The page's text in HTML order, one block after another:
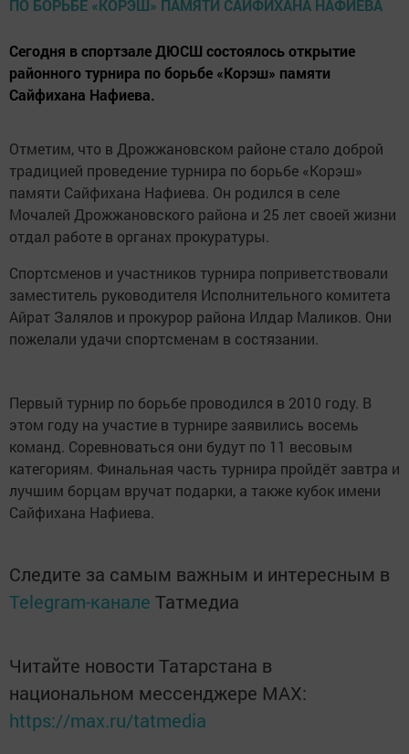
Сегодня в спортзале ДЮСШ состоялось открытие
районного турнира по борьбе «Корэш» памяти
Сайфихана Нафиева.
Отметим, что в Дрожжановском районе стало доброй
традицией проведение турнира по борьбе «Корэш»
памяти Сайфихана Нафиева. Он родился в селе
Мочалей Дрожжановского района и 25 лет своей жизни
отдал работе в органах прокуратуры.
Спортсменов и участников турнира поприветствовали
заместитель руководителя Исполнительного комитета
Айрат Залялов и прокурор района Илдар Маликов. Они
пожелали удачи спортсменам в состязании.
Первый турнир по борьбе проводился в 2010 году. В
этом году на участие в турнире заявились восемь
команд. Соревноваться они будут по 11 весовым
категориям. Финальная часть турнира пройдёт завтра и
лучшим борцам вручат подарки, а также кубок имени
Сайфихана Нафиева.
Следите за самым важным и интересным в
Telegram-канале Татмедиа
Читайте новости Татарстана в
национальном мессенджере MАХ:
https://max.ru/tatmedia